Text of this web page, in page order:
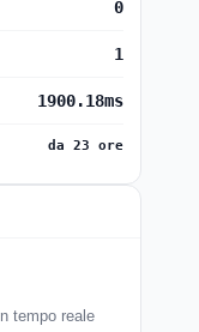
0
1
1900.18ms
da 23 ore
tempo reale